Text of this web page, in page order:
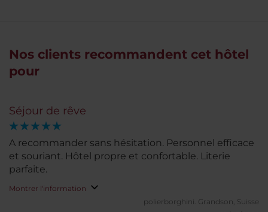
Nos clients recommandent cet hôtel
pour
Séjour de rêve
A recommander sans hésitation. Personnel efficace
et souriant. Hôtel propre et confortable. Literie
parfaite.
Montrer l'information
polierborghini. Grandson, Suisse